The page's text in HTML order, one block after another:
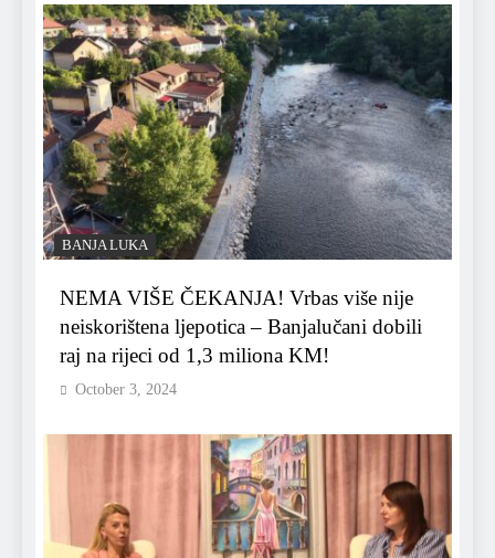
BANJA LUKA
NEMA VIŠE ČEKANJA! Vrbas više nije
neiskorištena ljepotica – Banjalučani dobili
raj na rijeci od 1,3 miliona KM!
October 3, 2024